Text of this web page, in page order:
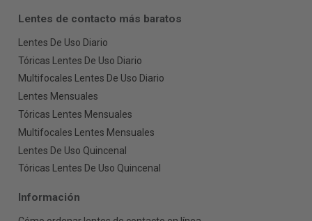
Lentes de contacto más baratos
Lentes De Uso Diario
Tóricas Lentes De Uso Diario
Multifocales Lentes De Uso Diario
Lentes Mensuales
Tóricas Lentes Mensuales
Multifocales Lentes Mensuales
Lentes De Uso Quincenal
Tóricas Lentes De Uso Quincenal
Información